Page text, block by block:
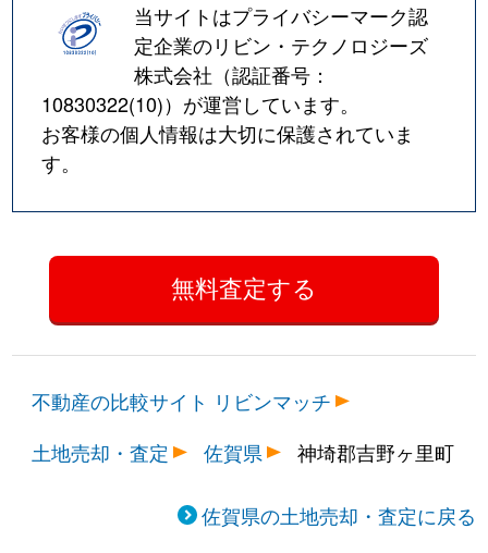
当サイトはプライバシーマーク認
定企業のリビン・テクノロジーズ
株式会社（認証番号：
10830322(10)）が運営しています。
お客様の個人情報は大切に保護されていま
す。
不動産の比較サイト リビンマッチ
土地売却・査定
佐賀県 神埼郡吉野ヶ里町
佐賀県の土地売却・査定に戻る